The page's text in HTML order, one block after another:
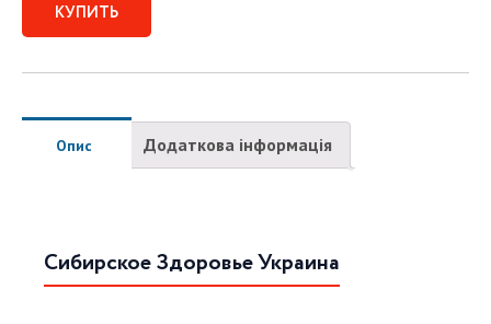
КУПИТЬ
Опис Додаткова інформація
Сибирское Здоровье Украина